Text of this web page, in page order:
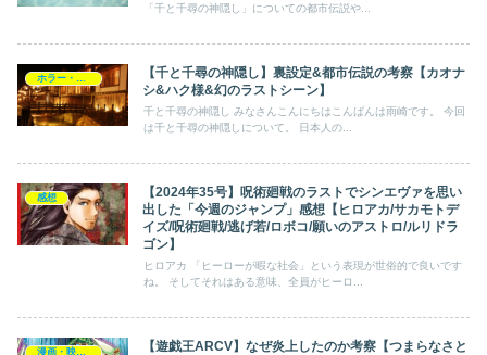
「千と千尋の神隠し」についての都市伝説や...
ホラー・ミステリー
【千と千尋の神隠し】裏設定&都市伝説の考察【カオナ
シ&ハク様&幻のラストシーン】
千と千尋の神隠し みなさんこんにちはこんばんは雨崎です。 今回
は千と千尋の神隠しについて。 日本人の...
感想
【2024年35号】呪術廻戦のラストでシンエヴァを思い
出した「今週のジャンプ」感想【ヒロアカ/サカモトデ
イズ/呪術廻戦/逃げ若/ロボコ/願いのアストロ/ルリドラ
ゴン】
ヒロアカ 「ヒーローが暇な社会」という表現が世俗的で良いです
ね。 そしてそれはある意味、全員がヒーロ...
【遊戯王ARCV】なぜ炎上したのか考察【つまらなさと